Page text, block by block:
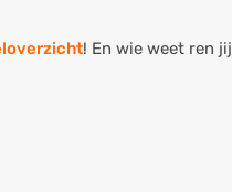
! En wie weet ren